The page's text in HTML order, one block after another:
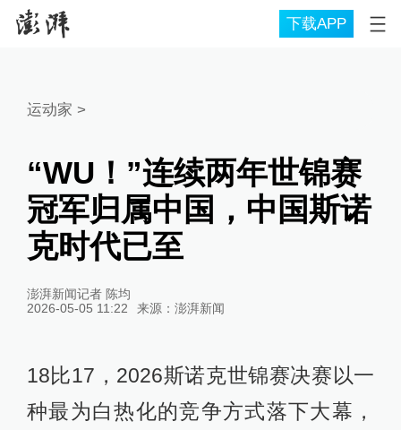
下载APP
运动家 >
“WU！”连续两年世锦赛
冠军归属中国，中国斯诺
克时代已至
澎湃新闻记者 陈均
2026-05-05 11:22
来源： 澎湃新闻
18比17，2026斯诺克世锦赛决赛以一
种最为白热化的竞争方式落下大幕，